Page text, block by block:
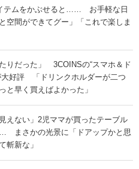
テムをかぶせると…… お手軽な日
空間ができてグー」「これで楽しま
りだった」 3COINSの“スマホ＆ド
大好評 「ドリンクホルダーが二つ
と早く買えばよかった」
えない」2児ママが買ったテーブル
まさかの光景に「ドアップかと思
斬新な」